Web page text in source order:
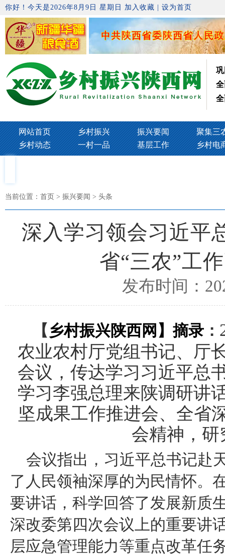
你好！今天是2026年8月9日 星期日 加入收藏 设为首页
网站首页 乡村振兴 振兴要闻
聚集三
乡村动态
一村一品 基层工作 乡村电
当前位置： 首页> 振兴要闻 > 头条
深入学习领会习近平
省“三农”工
发布时间：
【 乡村振兴陕西网 】摘录 ：
农业农村厅党组书记、厅
会议，传达学习习近平总
学习李强总理来陕调研讲
坚成果工作推进会、全省
会精神，
会议指出，习近平总书记赴
了人民领袖深厚的为民情怀。
要讲话，科学回答了发展新质
深改委第四次会议上的重要讲
层应急管理能力等重点改革任